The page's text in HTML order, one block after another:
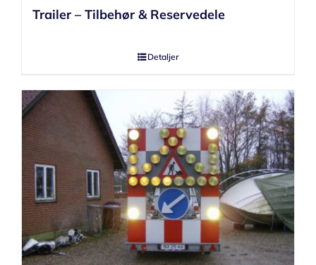
Trailer – Tilbehør & Reservedele
Detaljer